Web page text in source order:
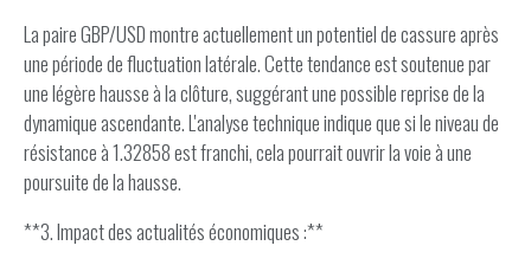
La paire GBP/USD montre actuellement un potentiel de cassure après
une période de fluctuation latérale. Cette tendance est soutenue par
une légère hausse à la clôture, suggérant une possible reprise de la
dynamique ascendante. L'analyse technique indique que si le niveau de
résistance à 1.32858 est franchi, cela pourrait ouvrir la voie à une
poursuite de la hausse.
**3. Impact des actualités économiques :**